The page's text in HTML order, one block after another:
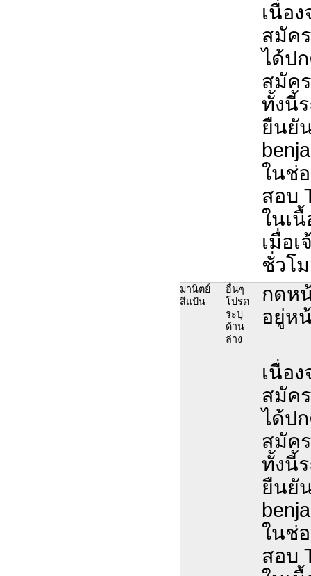
เนื่อ
สมัค
ได้ป
สมัค
ทั้งนี้
ยืนยั
ในช่
สอบ
ในเ
เมื่อ
ชั่วโ
มานิตย์
สีแป้น
อื่นๆ
โปรด
ระบุ
ด้าน
ล่าง
กดห
อยู่ห
เนื่อ
สมัค
ได้ป
สมัค
ทั้งนี้
ยืนยั
ในช่
สอบ